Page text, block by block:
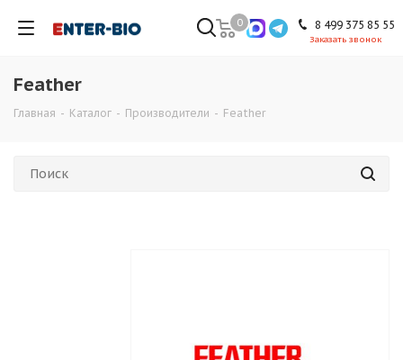
8 499 375 85 55
Заказать звонок
0
Feather
Главная - Каталог - Производители - Feather